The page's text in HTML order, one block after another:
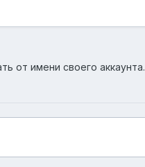
от имени своего аккаунта.